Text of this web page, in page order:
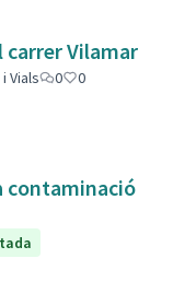
Vilamar
Vials 0
0
contaminació